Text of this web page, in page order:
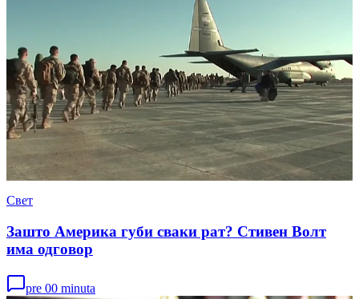
Свет
Зашто Америка губи сваки рат? Стивен Волт
има одговор
pre 00 minuta